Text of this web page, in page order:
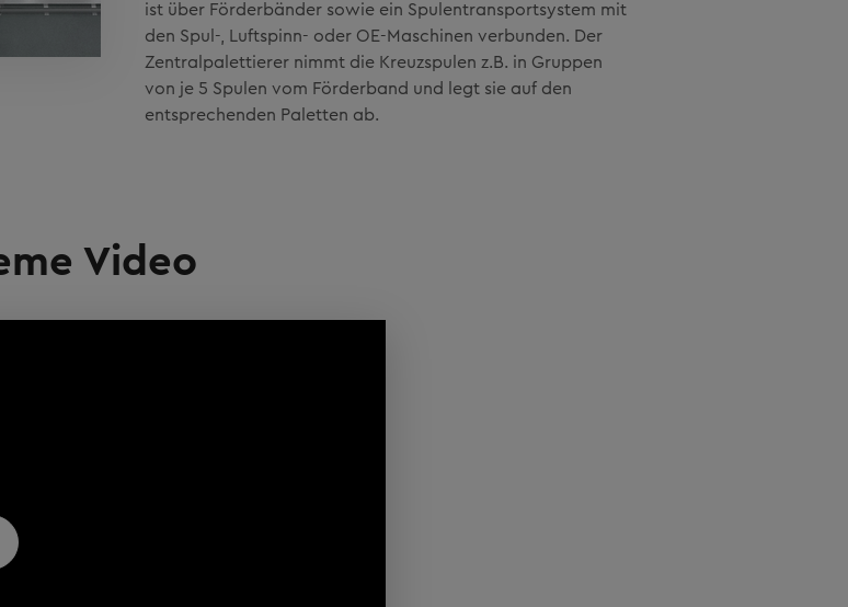
ist über Förderbänder sowie ein Spulentransportsystem mit
den Spul-, Luftspinn- oder OE-Maschinen verbunden. Der
Zentralpalettierer nimmt die Kreuzspulen z.B. in Gruppen
von je 5 Spulen vom Förderband und legt sie auf den
entsprechenden Paletten ab.
Video